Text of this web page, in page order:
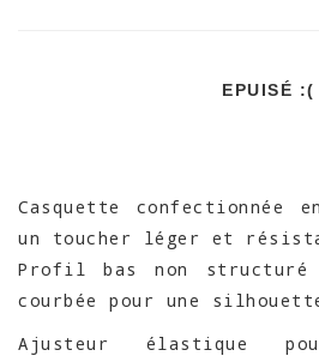
EPUISÉ :(
Casquette confectionnée
un toucher léger et
Profil bas non
courbée pour une
Ajusteur élastique